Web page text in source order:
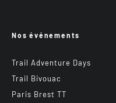
Nos événements
Trail Adventure Days
Trail Bivouac
Paris Brest TT